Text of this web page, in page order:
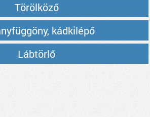
Törölköző
kádkilépő
Lábtörlő